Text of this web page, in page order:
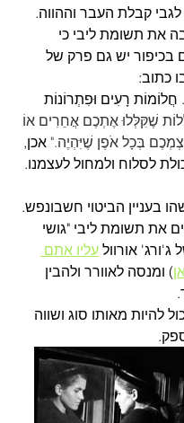
קבלת העבר וההווה.
את תשומת ליבי כי
בכיפור יש גם פרק של
כתוב:
חֲלוֹמוֹת רָעִים וּפִתְרוֹנוֹת
שֶׁקִּלְּלוּ אֶתְכֶם אֲחֵרִים אוֹ
בְּכָל אֹפֶן שֶׁיִּהְיֶה." אכן,
לסלוח ולמחול לעצמנו.
בעניין הביטוי חשבונפש.
את תשומת ליבי "גושי
ג'ורג' אורוול עליו אתם
) ומנסה לאוורר ולהבין
להיות מאותו סוג ושווה